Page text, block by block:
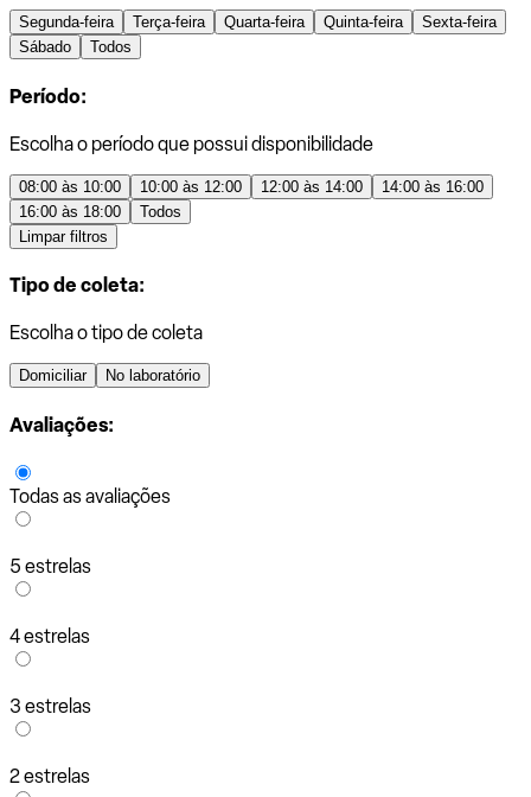
Segunda-feira Terça-feira Quarta-feira Quinta-feira
Sexta-feira
Sábado
Todos
Período:
Escolha o período que possui disponibilidade
08:00 às 10:00 10:00 às 12:00 12:00 às 14:00
14:00 às 16:00
16:00 às 18:00
Todos
Limpar filtros
Tipo de coleta:
Escolha o tipo de coleta
Domiciliar No laboratório
Avaliações:
Todas as avaliações
5 estrelas
4 estrelas
3 estrelas
2 estrelas